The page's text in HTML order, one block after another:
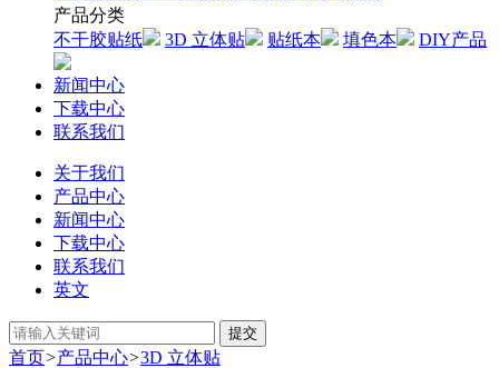
产品分类
不干胶贴纸
3D 立体贴 贴纸本 填色本 DIY产品
新闻中心
下载中心
联系我们
关于我们
产品中心
新闻中心
下载中心
联系我们
英文
提交
首页>产品中心>3D 立体贴